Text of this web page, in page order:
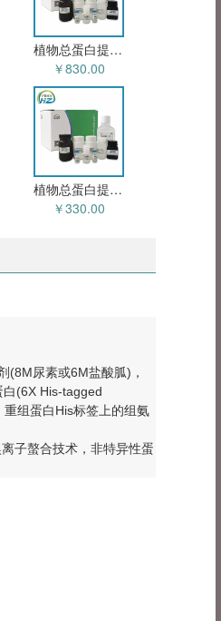
植物总蛋白提取试剂盒-通用型 HZD5103
￥830.00
植物总蛋白提取试剂盒（适用于模式植物） HZD5102
￥330.00
(8M尿素或6M盐酸胍)，
(6X His-tagged
组蛋白His标签上的组氨
子螯合技术，非特异性蛋